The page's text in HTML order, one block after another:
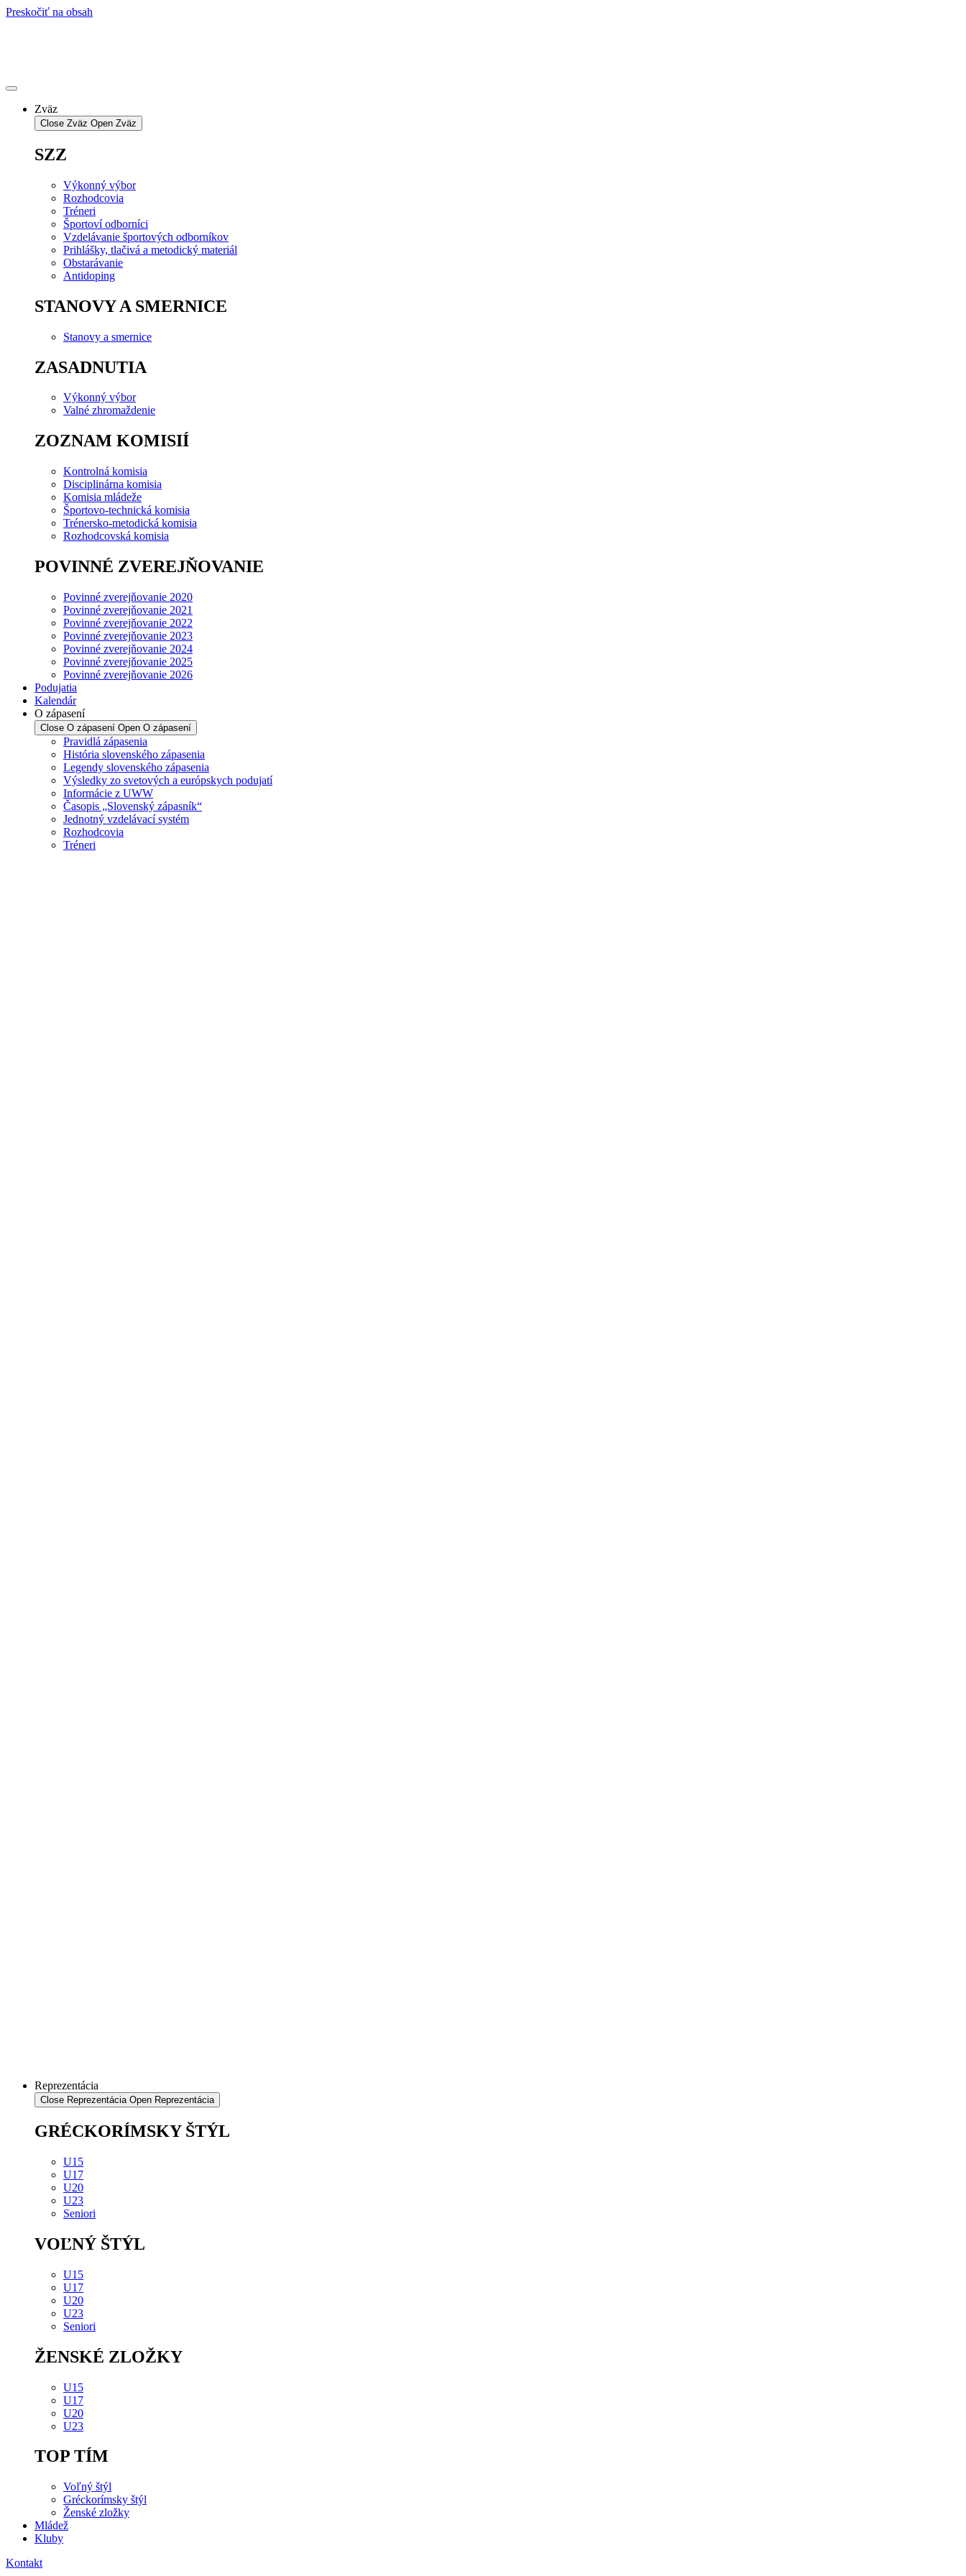
Preskočiť na obsah
Zväz
Close Zväz Open Zväz
SZZ
Výkonný výbor
Rozhodcovia
Tréneri
Športoví odborníci
Vzdelávanie športových odborníkov
Prihlášky, tlačivá a metodický materiál
Obstarávanie
Antidoping
STANOVY A SMERNICE
Stanovy a smernice
ZASADNUTIA
Výkonný výbor
Valné zhromaždenie
ZOZNAM KOMISIÍ
Kontrolná komisia
Disciplinárna komisia
Komisia mládeže
Športovo-technická komisia
Trénersko-metodická komisia
Rozhodcovská komisia
POVINNÉ ZVEREJŇOVANIE
Povinné zverejňovanie 2020
Povinné zverejňovanie 2021
Povinné zverejňovanie 2022
Povinné zverejňovanie 2023
Povinné zverejňovanie 2024
Povinné zverejňovanie 2025
Povinné zverejňovanie 2026
Podujatia
Kalendár
O zápasení
Close O zápasení Open O zápasení
Pravidlá zápasenia
História slovenského zápasenia
Legendy slovenského zápasenia
Výsledky zo svetových a európskych podujatí
Informácie z UWW
Časopis „Slovenský zápasník“
Jednotný vzdelávací systém
Rozhodcovia
Tréneri
Reprezentácia
Close Reprezentácia Open Reprezentácia
GRÉCKORÍMSKY ŠTÝL
U15
U17
U20
U23
Seniori
VOĽNÝ ŠTÝL
U15
U17
U20
U23
Seniori
ŽENSKÉ ZLOŽKY
U15
U17
U20
U23
TOP TÍM
Voľný štýl
Gréckorímsky štýl
Ženské zložky
Mládež
Kluby
Kontakt